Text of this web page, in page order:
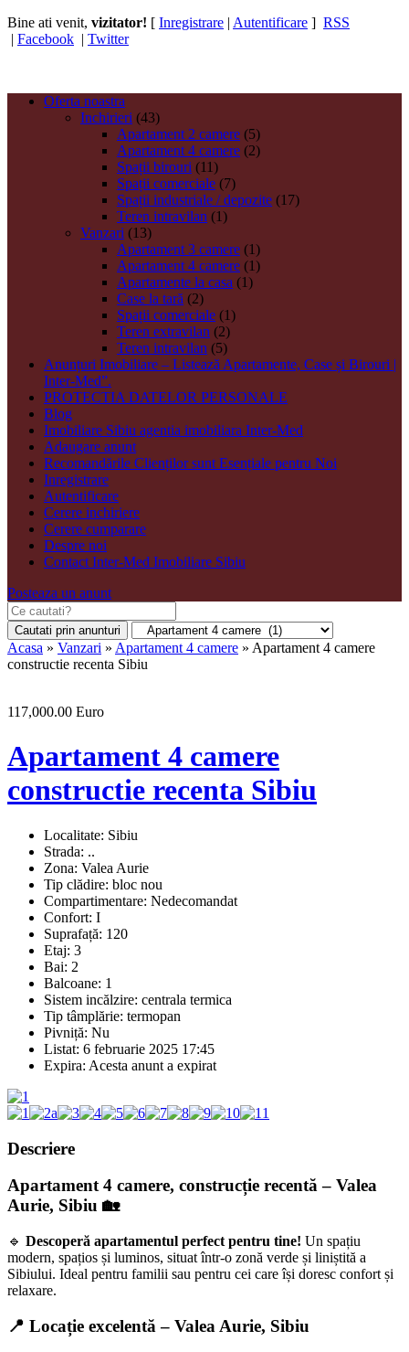
Bine ati venit, vizitator! [ Inregistrare | Autentificare ] RSS
| Facebook | Twitter
Oferta noastra
Inchirieri (43)
Apartament 2 camere (5)
Apartament 4 camere (2)
Spații birouri (11)
Spații comerciale (7)
Spații industriale / depozite (17)
Teren intravilan (1)
Vanzari (13)
Apartament 3 camere (1)
Apartament 4 camere (1)
Apartamente la casa (1)
Case la tară (2)
Spații comerciale (1)
Teren extravilan (2)
Teren intravilan (5)
Anunțuri Imobiliare – Listează Apartamente, Case și Birouri |
Inter-Med”.
PROTECTIA DATELOR PERSONALE
Blog
Imobiliare Sibiu agentia imobiliara Inter-Med
Adaugare anunt
Recomandările Clienților sunt Esențiale pentru Noi
Inregistrare
Autentificare
Cerere inchiriere
Cerere cumparare
Despre noi
Contact Inter-Med Imobiliare Sibiu
Posteaza un anunt
Cautati prin anunturi
Acasa » Vanzari » Apartament 4 camere » Apartament 4 camere
constructie recenta Sibiu
117,000.00 Euro
Apartament 4 camere
constructie recenta Sibiu
Localitate: Sibiu
Strada: ..
Zona: Valea Aurie
Tip clădire: bloc nou
Compartimentare: Nedecomandat
Confort: I
Suprafață: 120
Etaj: 3
Bai: 2
Balcoane: 1
Sistem incălzire: centrala termica
Tip tâmplărie: termopan
Pivniță: Nu
Listat: 6 februarie 2025 17:45
Expira: Acesta anunt a expirat
Descriere
Apartament 4 camere, construcție recentă – Valea
Aurie, Sibiu 🏡
🔹 Descoperă apartamentul perfect pentru tine! Un spațiu
modern, spațios și luminos, situat într-o zonă verde și liniștită a
Sibiului. Ideal pentru familii sau pentru cei care își doresc confort și
relaxare.
📍 Locație excelentă – Valea Aurie, Sibiu